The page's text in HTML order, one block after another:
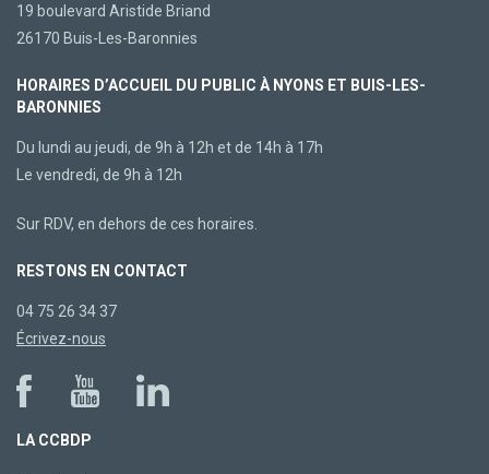
19 boulevard Aristide Briand
26170 Buis-Les-Baronnies
HORAIRES D’ACCUEIL DU PUBLIC À NYONS ET BUIS-LES-
BARONNIES
Du lundi au jeudi, de 9h à 12h et de 14h à 17h
Le vendredi, de 9h à 12h
Sur RDV, en dehors de ces horaires.
RESTONS EN CONTACT
04 75 26 34 37
Écrivez-nous
LA CCBDP